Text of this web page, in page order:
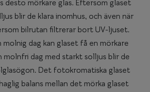
desto mörkare glas. Eftersom glaset
blir de klara inomhus, och även när
bilrutan filtrerar bort UV-ljuset.
molnig dag kan glaset få en mörkare
molnfri dag med starkt solljus blir de
Det fotokromatiska glaset
balans mellan det mörka glaset